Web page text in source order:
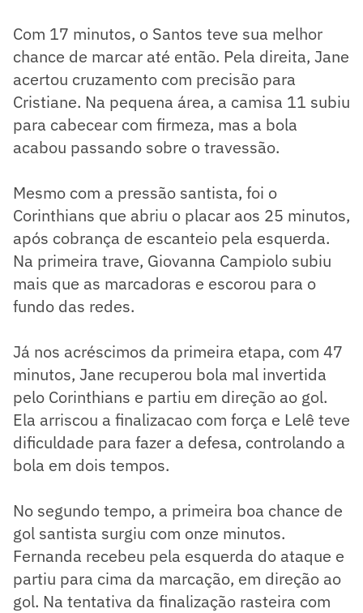
Com 17 minutos, o Santos teve sua melhor
chance de marcar até então. Pela direita, Jane
acertou cruzamento com precisão para
Cristiane. Na pequena área, a camisa 11 subiu
para cabecear com firmeza, mas a bola
acabou passando sobre o travessão.
Mesmo com a pressão santista, foi o
Corinthians que abriu o placar aos 25 minutos,
após cobrança de escanteio pela esquerda.
Na primeira trave, Giovanna Campiolo subiu
mais que as marcadoras e escorou para o
fundo das redes.
Já nos acréscimos da primeira etapa, com 47
minutos, Jane recuperou bola mal invertida
pelo Corinthians e partiu em direção ao gol.
Ela arriscou a finalizacao com força e Lelê teve
dificuldade para fazer a defesa, controlando a
bola em dois tempos.
No segundo tempo, a primeira boa chance de
gol santista surgiu com onze minutos.
Fernanda recebeu pela esquerda do ataque e
partiu para cima da marcação, em direção ao
gol. Na tentativa da finalização rasteira com